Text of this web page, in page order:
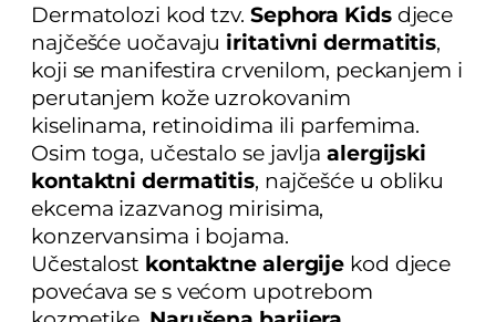
Dermatolozi kod tzv. Sephora Kidsdjece
najčešće uočavaju iritativni dermatitis,
koji se manifestira crvenilom, peckanjem i
perutanjem kože uzrokovanim
kiselinama, retinoidima ili parfemima.
Osim toga, učestalo se javlja alergijski
kontaktni dermatitis, najčešće u obliku
ekcema izazvanog mirisima,
konzervansima i bojama.
Učestalost kontaktne alergije kod djece
povećava se s većom upotrebom